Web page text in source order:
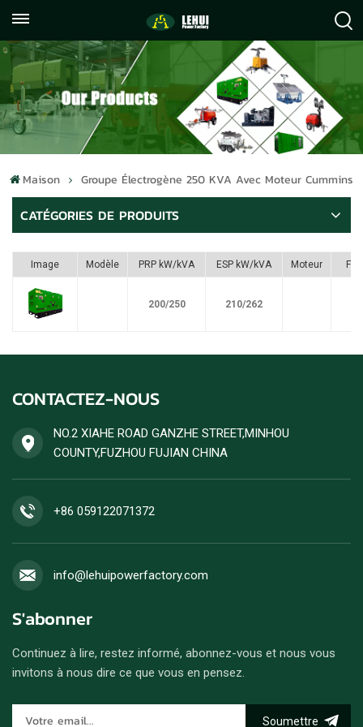
059122071372
info@lehuipowerfactory.com
Maison Groupe Électrogène 250 KVA Avec Moteur Cummins
CATÉGORIES DE PRODUITS
Image Modèle PRP kW/kVA ESP kW/kVA Moteur
200/250 210/262
CONTACTEZ-NOUS
NO.2 XIAHE ROAD GANZHE STREET,MINHOU
COUNTY,FUZHOU FUJIAN CHINA
+86 059122071372
info@lehuipowerfactory.com
S'abonner
Continuez à lire, restez informé, abonnez-vous et nous vous
invitons à nous dire ce que vous en pensez.
Soumettre